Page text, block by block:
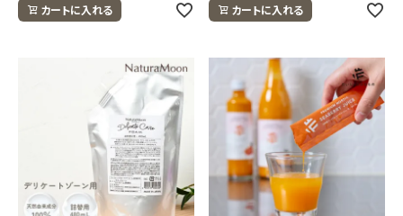
カートに入れる カートに入れる